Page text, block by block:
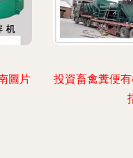
圖片
投資畜禽糞便